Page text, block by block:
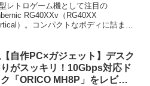
レトロゲーム機として注目の
RG40XXv（RG40XX
）。コンパクトなボディに詰まっ
ます！🔧Anbernic RG40XXv...
自作PC×ガジェット】デスク
がスッキリ！10Gbps対応ド
「ORICO MH8P」をレビュ